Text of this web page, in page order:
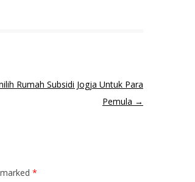
Rumah Subsidi Jogja Untuk Para
Pemula →
*